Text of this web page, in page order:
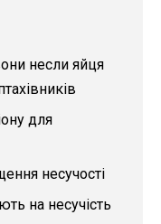
несли яйця
для
несучості
на несучість